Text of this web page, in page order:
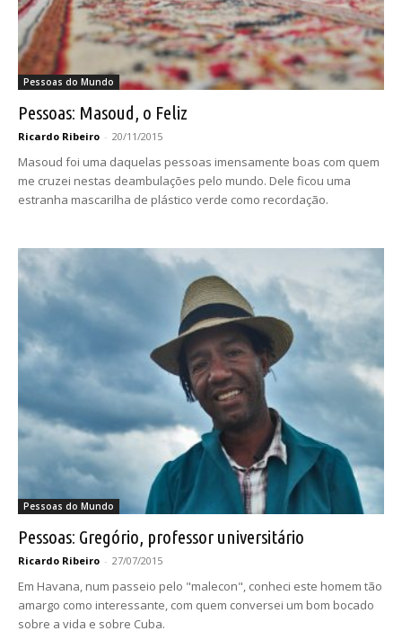
Pessoas do Mundo
Pessoas: Masoud, o Feliz
Ricardo Ribeiro - 20/11/2015
Masoud foi uma daquelas pessoas imensamente boas com quem
me cruzei nestas deambulações pelo mundo. Dele ficou uma
estranha mascarilha de plástico verde como recordação.
Pessoas do Mundo
Pessoas: Gregório, professor universitário
Ricardo Ribeiro - 27/07/2015
Em Havana, num passeio pelo "malecon", conheci este homem tão
amargo como interessante, com quem conversei um bom bocado
sobre a vida e sobre Cuba.